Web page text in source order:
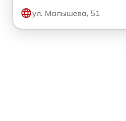
ул. Малышева, 51